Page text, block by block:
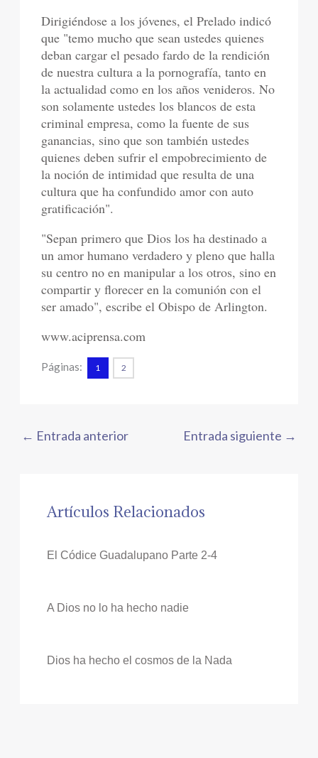
Dirigiéndose a los jóvenes, el Prelado indicó
que "temo mucho que sean ustedes quienes
deban cargar el pesado fardo de la rendición
de nuestra cultura a la pornografía, tanto en
la actualidad como en los años venideros. No
son solamente ustedes los blancos de esta
criminal empresa, como la fuente de sus
ganancias, sino que son también ustedes
quienes deben sufrir el empobrecimiento de
la noción de intimidad que resulta de una
cultura que ha confundido amor con auto
gratificación".
"Sepan primero que Dios los ha destinado a
un amor humano verdadero y pleno que halla
su centro no en manipular a los otros, sino en
compartir y florecer en la comunión con el
ser amado", escribe el Obispo de Arlington.
www.aciprensa.com
Páginas: 1 2
← Entrada anterior Entrada siguiente →
Artículos Relacionados
El Códice Guadalupano Parte 2-4
A Dios no lo ha hecho nadie
Dios ha hecho el cosmos de la Nada